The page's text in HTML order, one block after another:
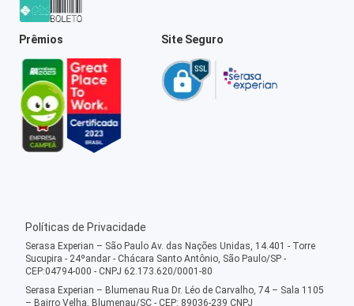
Prêmios Site Seguro
Políticas de Privacidade
Serasa Experian – São Paulo Av. das Nações Unidas, 14.401 - Torre
Sucupira - 24ºandar - Chácara Santo Antônio, São Paulo/SP -
CEP:04794-000 - CNPJ 62.173.620/0001-80
Serasa Experian – Blumenau Rua Dr. Léo de Carvalho, 74 – Sala 1105
– Bairro Velha, Blumenau/SC - CEP: 89036-239 CNPJ